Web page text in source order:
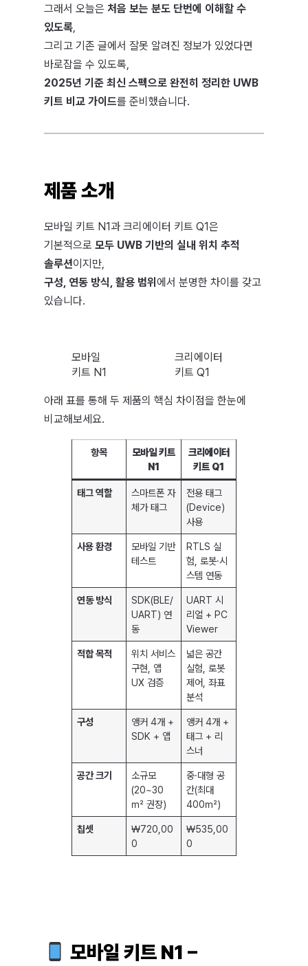
그래서 오늘은 처음 보는 분도 단번에 이해할 수
있도록,
그리고 기존 글에서 잘못 알려진 정보가 있었다면
바로잡을 수 있도록,
2025년 기준 최신 스펙으로 완전히 정리한 UWB
키트 비교 가이드를 준비했습니다.
제품 소개
모바일 키트 N1과 크리에이터 키트 Q1은
기본적으로 모두 UWB 기반의 실내 위치 추적
솔루션이지만,
구성, 연동 방식, 활용 범위 에서 분명한 차이를 갖고
있습니다.
모바일
키트 N1
크리에이터
키트 Q1
아래 표를 통해 두 제품의 핵심 차이점을 한눈에
비교해보세요.
항목
모바일 키트
N1
크리에이터
키트 Q1
태그 역할
스마트폰 자
체가 태그
전용 태그
(Device)
사용
사용 환경
모바일 기반
테스트
RTLS 실
험, 로봇·시
스템 연동
연동 방식
SDK(BLE/
UART) 연
동
UART 시
리얼 + PC
Viewer
적합 목적
위치 서비스
구현, 앱
UX 검증
넓은 공간
실험, 로봇
제어, 좌표
분석
구성
앵커 4개 +
SDK + 앱
앵커 4개 +
태그 + 리
스너
공간 크기
소규모
(20~30
㎡ 권장)
중·대형 공
간(최대
400㎡)
칩셋
₩720,00
0
₩535,00
0
모바일 키트 N1 –